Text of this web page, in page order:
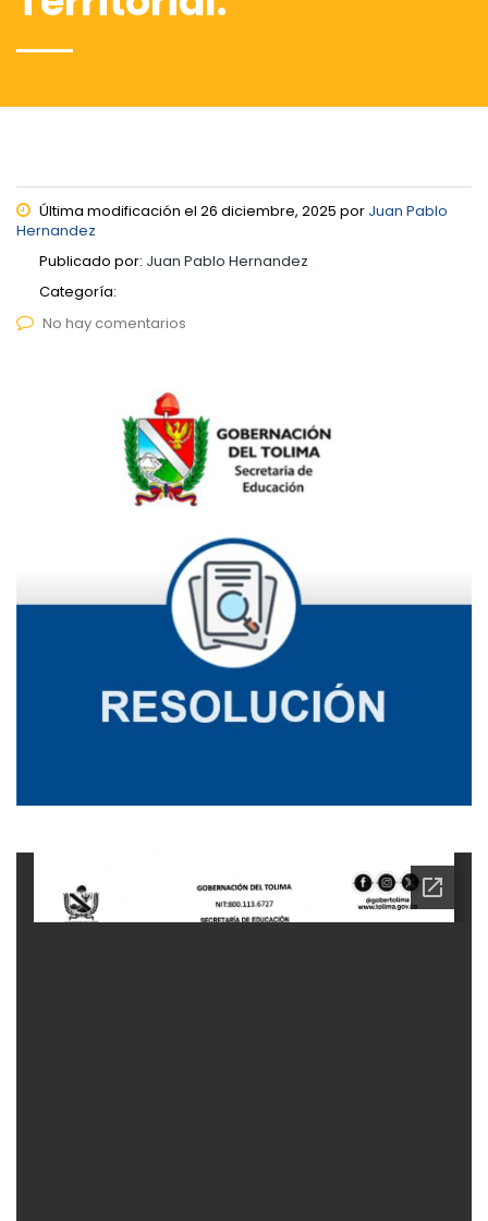
Última modificación el 26 diciembre, 2025 por Juan Pablo
Hernandez
Publicado por: Juan Pablo Hernandez
Categoría:
No hay comentarios